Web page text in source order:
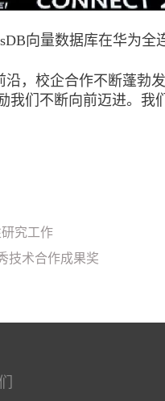
向量数据库在华为全
，校企合作不断蓬勃
我们不断向前迈进。
究工作
技术合作成果奖